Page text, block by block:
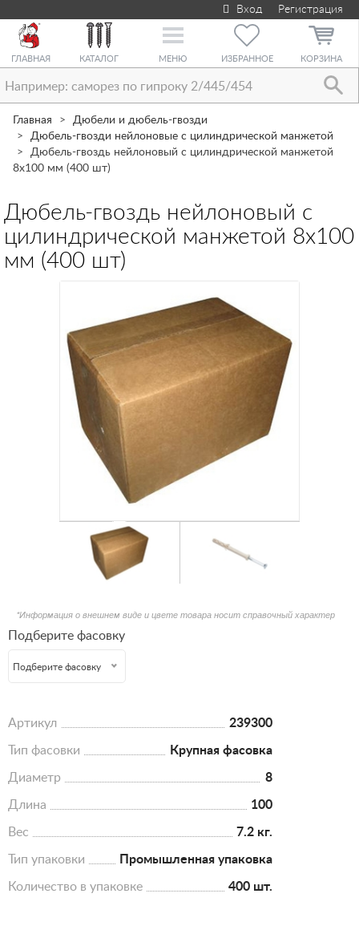
Вход Регистрация
ГЛАВНАЯ КАТАЛОГ
Toggle
МЕНЮ ИЗБРАННОЕ КОРЗИНА
Главная
Дюбели и дюбель-гвозди
Дюбель-гвозди нейлоновые с цилиндрической манжетой
Дюбель-гвоздь нейлоновый с цилиндрической манжетой
8х100 мм (400 шт)
Дюбель-гвоздь нейлоновый с
цилиндрической манжетой 8х100
мм (400 шт)
*Информация о внешнем виде и цвете товара носит справочный характер
Подберите фасовку
Подберите фасовку
Артикул 239300
Тип фасовки Крупная фасовка
Диаметр 8
Длина 100
Вес 7.2 кг.
Тип упаковки Промышленная упаковка
Количество в упаковке 400 шт.